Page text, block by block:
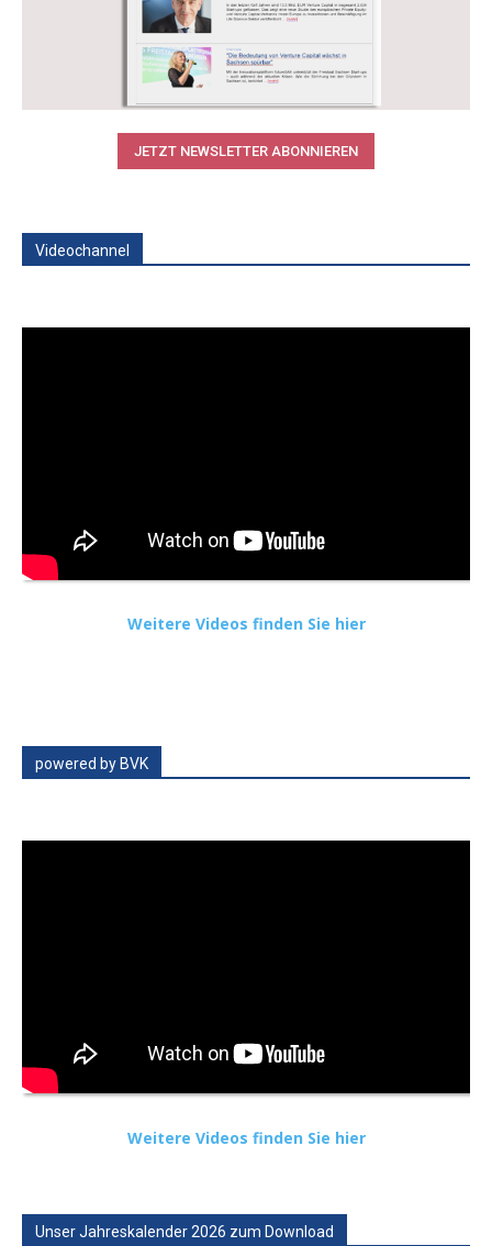
JETZT NEWSLETTER ABONNIEREN
Videochannel
Weitere Videos finden Sie hier
powered by BVK
Weitere Videos finden Sie hier
Unser Jahreskalender 2026 zum Download